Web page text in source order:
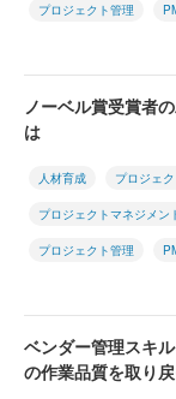
プロジェクト管理
ノーベル賞受賞者
は
人材育成 プロジェ
プロジェクトマネジメン
プロジェクト管理
ベンダー管理スキ
の作業品質を取り